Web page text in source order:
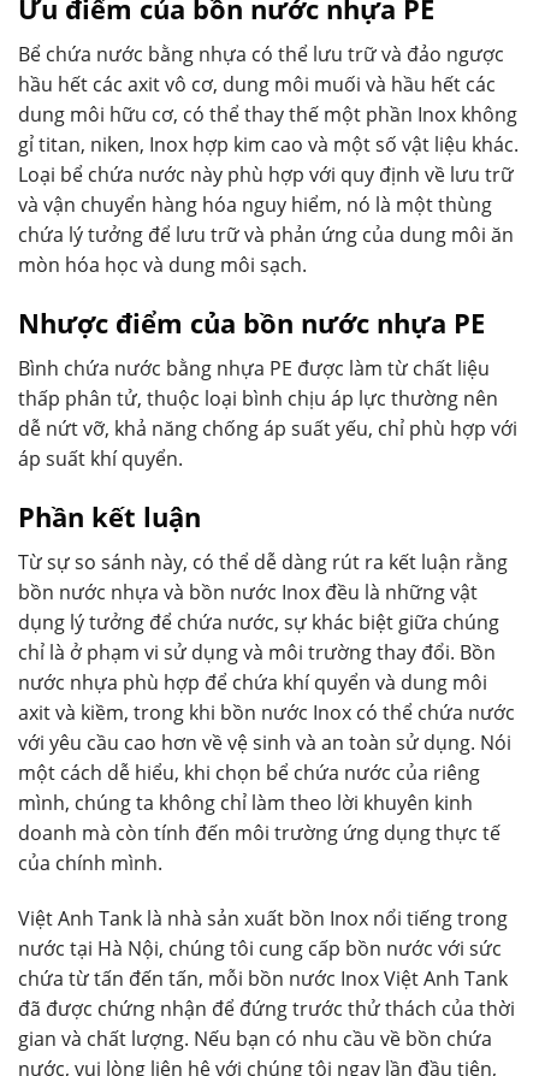
Ưu điểm của bồn nước nhựa PE
Bể chứa nước bằng nhựa có thể lưu trữ và đảo ngược
hầu hết các axit vô cơ, dung môi muối và hầu hết các
dung môi hữu cơ, có thể thay thế một phần Inox không
gỉ titan, niken, Inox hợp kim cao và một số vật liệu khác.
Loại bể chứa nước này phù hợp với quy định về lưu trữ
và vận chuyển hàng hóa nguy hiểm, nó là một thùng
chứa lý tưởng để lưu trữ và phản ứng của dung môi ăn
mòn hóa học và dung môi sạch.
Nhược điểm của bồn nước nhựa PE
Bình chứa nước bằng nhựa PE được làm từ chất liệu
thấp phân tử, thuộc loại bình chịu áp lực thường nên
dễ nứt vỡ, khả năng chống áp suất yếu, chỉ phù hợp với
áp suất khí quyển.
Phần kết luận
Từ sự so sánh này, có thể dễ dàng rút ra kết luận rằng
bồn nước nhựa và bồn nước Inox đều là những vật
dụng lý tưởng để chứa nước, sự khác biệt giữa chúng
chỉ là ở phạm vi sử dụng và môi trường thay đổi. Bồn
nước nhựa phù hợp để chứa khí quyển và dung môi
axit và kiềm, trong khi bồn nước Inox có thể chứa nước
với yêu cầu cao hơn về vệ sinh và an toàn sử dụng. Nói
một cách dễ hiểu, khi chọn bể chứa nước của riêng
mình, chúng ta không chỉ làm theo lời khuyên kinh
doanh mà còn tính đến môi trường ứng dụng thực tế
của chính mình.
Việt Anh Tank là nhà sản xuất bồn Inox nổi tiếng trong
nước tại Hà Nội, chúng tôi cung cấp bồn nước với sức
chứa từ tấn đến tấn, mỗi bồn nước Inox Việt Anh Tank
đã được chứng nhận để đứng trước thử thách của thời
gian và chất lượng. Nếu bạn có nhu cầu về bồn chứa
nước, vui lòng liên hệ với chúng tôi ngay lần đầu tiên,